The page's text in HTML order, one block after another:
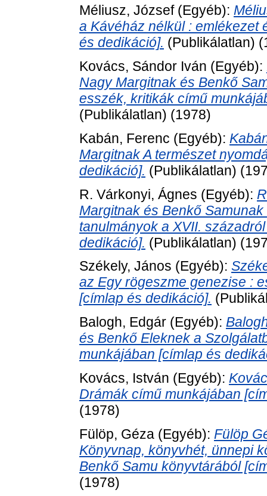
Méliusz, József(Egyéb):
a Kávéház nélkül : emlékezet
és dedikáció]. (Publikálatlan)
Kovács, Sándor Iván (Egyéb):
Nagy Margitnak és Benkő
esszék, kritikák című
(Publikálatlan) (1978)
Kabán, Ferenc (Egyéb):
Margitnak A természet
dedikáció]. (Publikálatlan)
R. Várkonyi, Ágnes (Egyéb):
Margitnak és Benkő
tanulmányok a XVII.
dedikáció]. (Publikálatlan)
Székely, János (Egyéb):
az Egy rögeszme genezise :
[címlap és dedikáció].
Balogh, Edgár (Egyéb):
és Benkő Eleknek a
munkájában [címlap és
Kovács, István (Egyéb):
Drámák című munkájában
(1978)
Fülöp, Géza (Egyéb): Fülöp
Könyvnap, könyvhét, ünnepi
Benkő Samu könyvtárából
(1978)